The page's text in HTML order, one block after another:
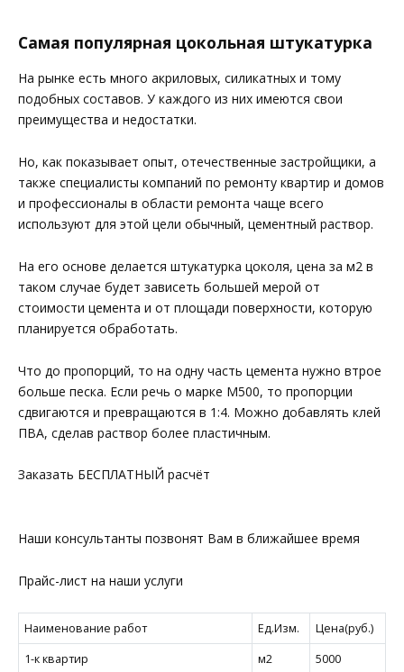
Самая популярная цокольная штукатурка
На рынке есть много акриловых, силикатных и тому
подобных составов. У каждого из них имеются свои
преимущества и недостатки.
Но, как показывает опыт, отечественные застройщики, а
также специалисты компаний по ремонту квартир и домов
и профессионалы в области ремонта чаще всего
используют для этой цели обычный, цементный раствор.
На его основе делается штукатурка цоколя, цена за м2 в
таком случае будет зависеть большей мерой от
стоимости цемента и от площади поверхности, которую
планируется обработать.
Что до пропорций, то на одну часть цемента нужно втрое
больше песка. Если речь о марке М500, то пропорции
сдвигаются и превращаются в 1:4. Можно добавлять клей
ПВА, сделав раствор более пластичным.
Заказать БЕСПЛАТНЫЙ расчёт
Наши консультанты позвонят Вам в ближайшее время
Прайс-лист на наши услуги
Наименование работ Ед.Изм.
Цена(руб.)
1-к квартир
м2 5000